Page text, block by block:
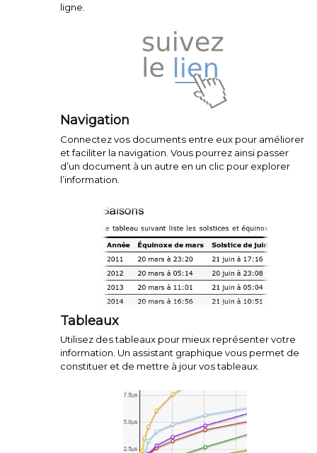
ligne.
Navigation
Connectez vos documents entre eux pour améliorer
et faciliter la navigation. Vous pourrez ainsi passer
d’un document à un autre en un clic pour explorer
l’information.
Tableaux
Utilisez des tableaux pour mieux représenter votre
information. Un assistant graphique vous permet de
constituer et de mettre à jour vos tableaux.